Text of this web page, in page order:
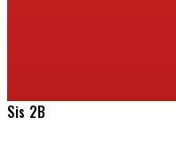
Sis 2B